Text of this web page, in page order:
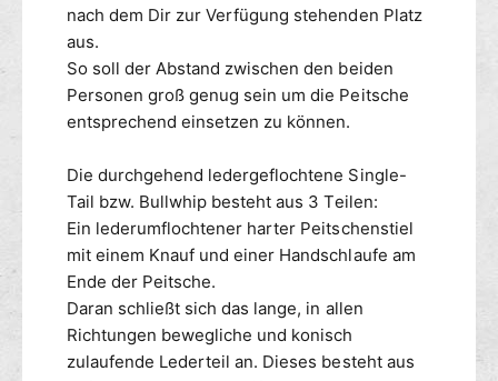
nach dem Dir zur Verfügung stehenden Platz
aus.
So soll der Abstand zwischen den beiden
Personen groß genug sein um die Peitsche
entsprechend einsetzen zu können.
Die durchgehend ledergeflochtene Single-
Tail bzw. Bullwhip besteht aus 3 Teilen:
Ein lederumflochtener harter Peitschenstiel
mit einem Knauf und einer Handschlaufe am
Ende der Peitsche.
Daran schließt sich das lange, in allen
Richtungen bewegliche und konisch
zulaufende Lederteil an. Dieses besteht aus